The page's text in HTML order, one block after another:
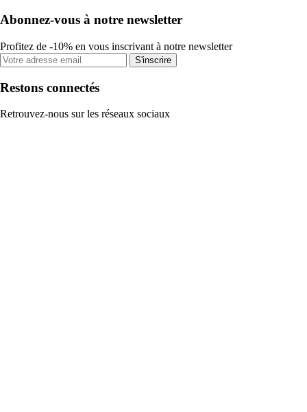
Abonnez-vous à notre newsletter
Profitez de -10% en vous inscrivant à notre newsletter
S'inscrire
Restons connectés
Retrouvez-nous sur les réseaux sociaux